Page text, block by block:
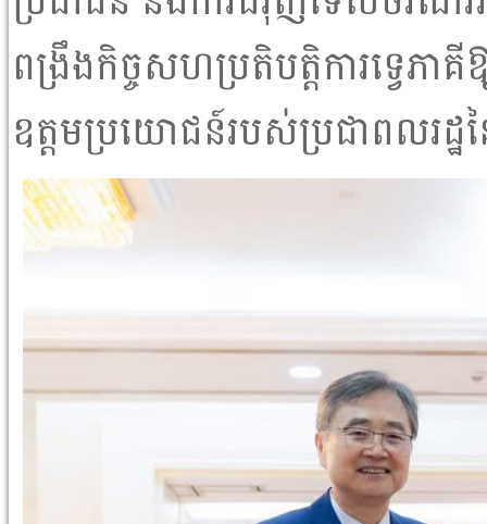
ពង្រឹងកិច្ចសហប្រតិបត្តិការទ្វេភា
ឧត្តមប្រយោជន៍របស់ប្រជាពលរដ្ឋ